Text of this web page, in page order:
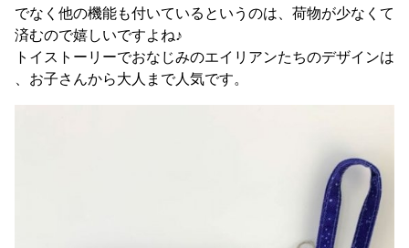
でなく他の機能も付いているというのは、荷物が少なくて
済むので嬉しいですよね♪
トイストーリーでおなじみのエイリアンたちのデザインは
、お子さんから大人まで人気です。